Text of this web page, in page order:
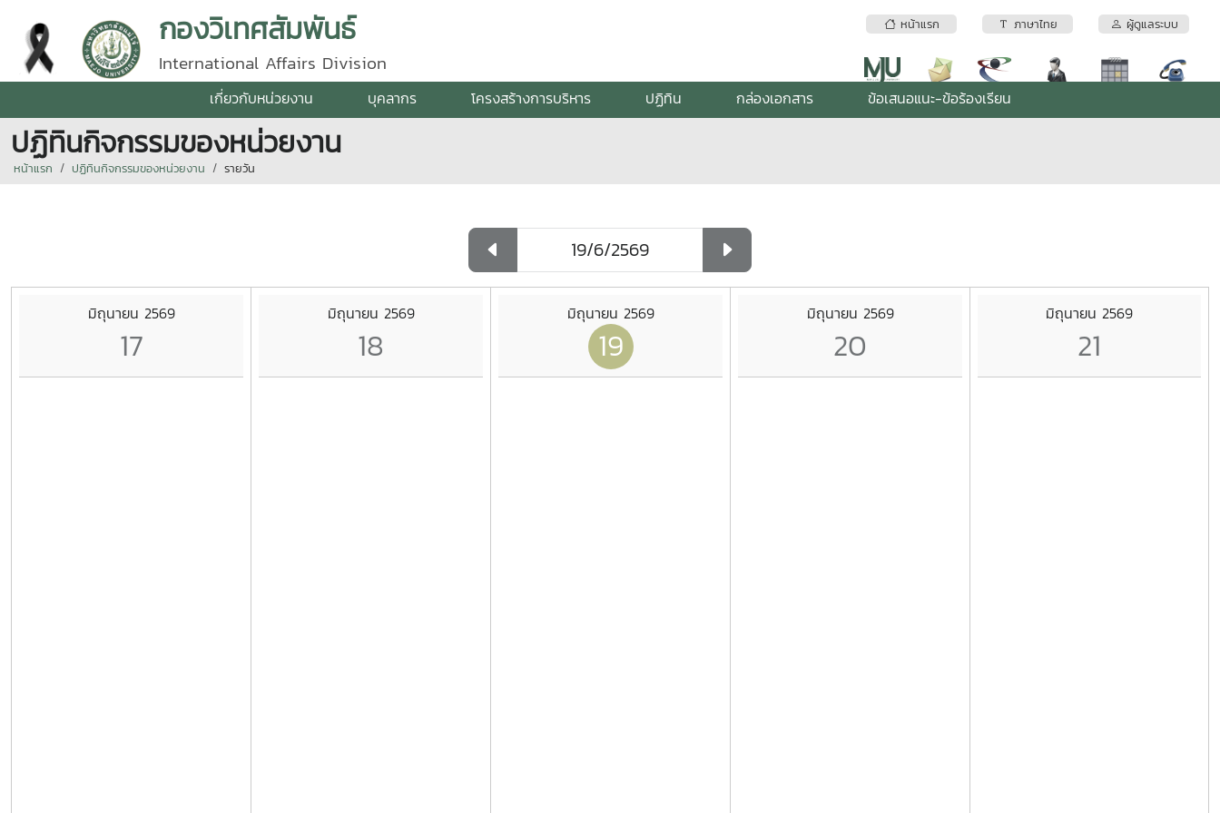
หน้าแรก ภาษาไทย ผู้ดูแลระบบ
กองวิเทศสัมพันธ์
International Affairs Division
เกี่ยวกับหน่วยงาน บุคลากร โครงสร้างการบริหาร ปฏิทิน กล่องเอกสาร ข้อเสนอแนะ-ข้อร้องเรียน
ปฏิทินกิจกรรมของหน่วยงาน
หน้าแรก ปฏิทินกิจกรรมของหน่วยงาน รายวัน
มิถุนายน 2569
17
มิถุนายน 2569
18
มิถุนายน 2569
19
มิถุนายน 2569
20
มิถุนายน 2569
21